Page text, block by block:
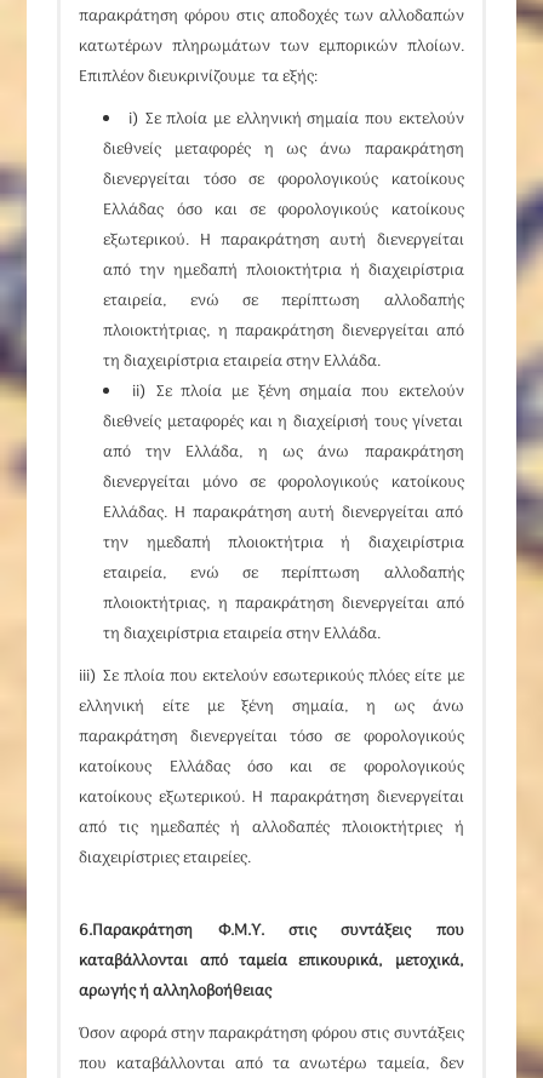
παρακράτηση φόρου στις αποδοχές των αλλοδαπών
κατωτέρων πληρωμάτων των εμπορικών πλοίων.
Επιπλέον διευκρινίζουμε τα εξής:
i) Σε πλοία με ελληνική σημαία που εκτελούν
διεθνείς μεταφορές η ως άνω παρακράτηση
διενεργείται τόσο σε φορολογικούς κατοίκους
Ελλάδας όσο και σε φορολογικούς κατοίκους
εξωτερικού. Η παρακράτηση αυτή διενεργείται
από την ημεδαπή πλοιοκτήτρια ή διαχειρίστρια
εταιρεία, ενώ σε περίπτωση αλλοδαπής
πλοιοκτήτριας, η παρακράτηση διενεργείται από
τη διαχειρίστρια εταιρεία στην Ελλάδα.
ii) Σε πλοία με ξένη σημαία που εκτελούν
διεθνείς μεταφορές και η διαχείρισή τους γίνεται
από την Ελλάδα, η ως άνω παρακράτηση
διενεργείται μόνο σε φορολογικούς κατοίκους
Ελλάδας. Η παρακράτηση αυτή διενεργείται από
την ημεδαπή πλοιοκτήτρια ή διαχειρίστρια
εταιρεία, ενώ σε περίπτωση αλλοδαπής
πλοιοκτήτριας, η παρακράτηση διενεργείται από
τη διαχειρίστρια εταιρεία στην Ελλάδα.
iii) Σε πλοία που εκτελούν εσωτερικούς πλόες είτε με
ελληνική είτε με ξένη σημαία, η ως άνω
παρακράτηση διενεργείται τόσο σε φορολογικούς
κατοίκους Ελλάδας όσο και σε φορολογικούς
κατοίκους εξωτερικού. Η παρακράτηση διενεργείται
από τις ημεδαπές ή αλλοδαπές πλοιοκτήτριες ή
διαχειρίστριες εταιρείες.
6.Παρακράτηση Φ.Μ.Υ. στις συντάξεις που
καταβάλλονται από ταμεία επικουρικά, μετοχικά,
αρωγής ή αλληλοβοήθειας
Όσον αφορά στην παρακράτηση φόρου στις συντάξεις
που καταβάλλονται από τα ανωτέρω ταμεία, δεν